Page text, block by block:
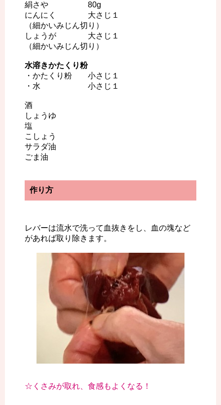
絹さや 80g
にんにく 大さじ１
（細かいみじん切り）
しょうが 大さじ１
（細かいみじん切り）
水溶きかたくり粉
・かたくり粉 小さじ１
・水 小さじ１
酒
しょうゆ
塩
こしょう
サラダ油
ごま油
作り方
レバーは流水で洗って血抜きをし、血の塊など
があれば取り除きます。
☆くさみが取れ、食感もよくなる！